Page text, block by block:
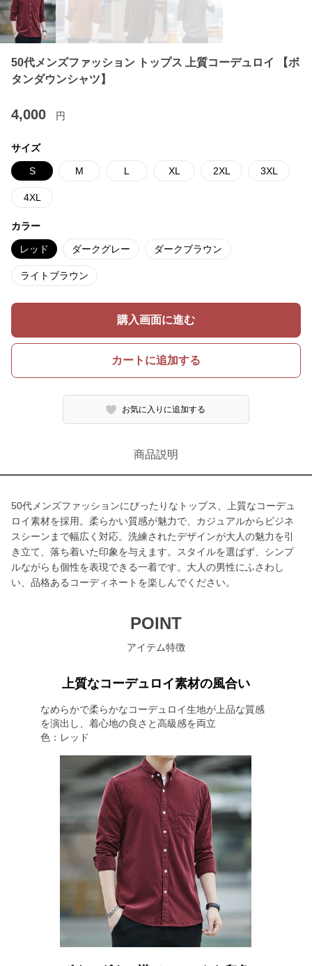
50代メンズファッション トップス 上質コーデュロイ 【ボ
タンダウンシャツ】
4,000 円
サイズ
S M L XL 2XL 3XL
4XL
カラー
レッド ダークグレー ダークブラウン
ライトブラウン
購入画面に進む
カートに追加する
お気に入りに追加する
商品説明
50代メンズファッションにぴったりなトップス、上質なコーデュ
ロイ素材を採用。柔らかい質感が魅力で、カジュアルからビジネ
スシーンまで幅広く対応。洗練されたデザインが大人の魅力を引
き立て、落ち着いた印象を与えます。スタイルを選ばず、シンプ
ルながらも個性を表現できる一着です。大人の男性にふさわし
い、品格あるコーディネートを楽しんでください。
POINT
アイテム特徴
上質なコーデュロイ素材の風合い
なめらかで柔らかなコーデュロイ生地が上品な質感
を演出し、着心地の良さと高級感を両立
色：レッド